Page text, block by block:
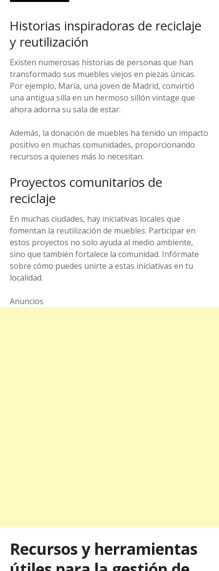
Historias inspiradoras de reciclaje
y reutilización
Existen numerosas historias de personas que han
transformado sus muebles viejos en piezas únicas.
Por ejemplo, María, una joven de Madrid, convirtió
una antigua silla en un hermoso sillón vintage que
ahora adorna su sala de estar.
Además, la donación de muebles ha tenido un impacto
positivo en muchas comunidades, proporcionando
recursos a quienes más lo necesitan.
Proyectos comunitarios de
reciclaje
En muchas ciudades, hay iniciativas locales que
fomentan la reutilización de muebles. Participar en
estos proyectos no solo ayuda al medio ambiente,
sino que también fortalece la comunidad. Infórmate
sobre cómo puedes unirte a estas iniciativas en tu
localidad.
Anuncios
Recursos y herramientas